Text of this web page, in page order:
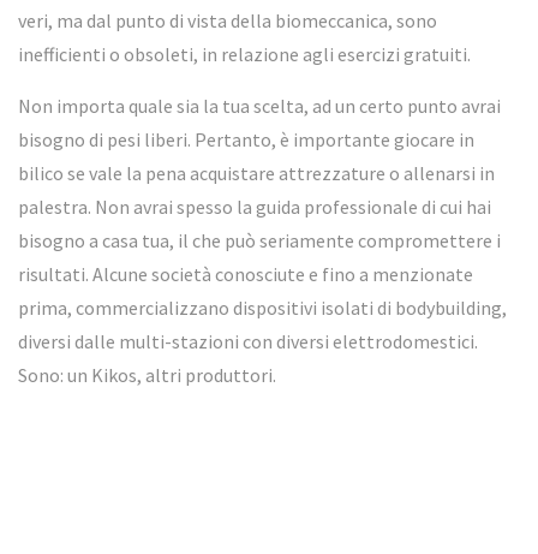
veri, ma dal punto di vista della biomeccanica, sono
inefficienti o obsoleti, in relazione agli esercizi gratuiti.
Non importa quale sia la tua scelta, ad un certo punto avrai
bisogno di pesi liberi. Pertanto, è importante giocare in
bilico se vale la pena acquistare attrezzature o allenarsi in
palestra. Non avrai spesso la guida professionale di cui hai
bisogno a casa tua, il che può seriamente compromettere i
risultati. Alcune società conosciute e fino a menzionate
prima, commercializzano dispositivi isolati di bodybuilding,
diversi dalle multi-stazioni con diversi elettrodomestici.
Sono: un Kikos, altri produttori.